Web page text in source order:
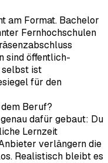
am Format. Bachelor
Fernhochschulen
sind öffentlich-
selbst ist
für den
Beruf?
dafür gebaut: Du
Lernzeit
verlängern die
Realistisch bleibt es